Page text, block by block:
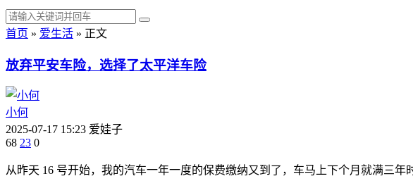
首页 » 爱生活 » 正文
放弃平安车险，选择了太平洋车险
小何
2025-07-17 15:23 爱娃子
68 23 0
从昨天 16 号开始，我的汽车一年一度的保费缴纳又到了，车马上下个月就满三